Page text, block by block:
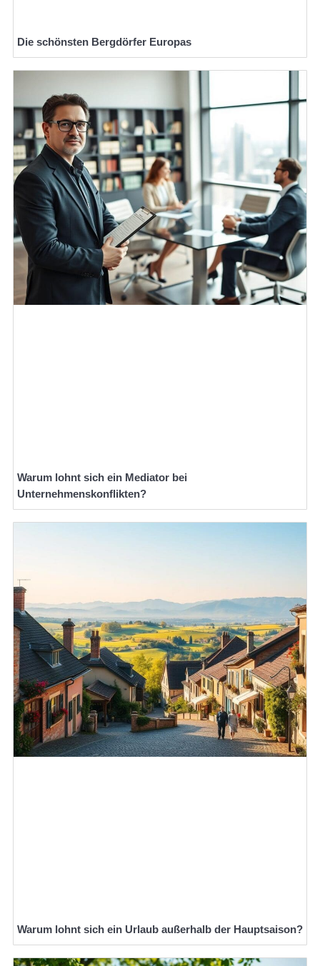
Die schönsten Bergdörfer Europas
Warum lohnt sich ein Mediator bei
Unternehmenskonflikten?
Warum lohnt sich ein Urlaub außerhalb der Hauptsaison?